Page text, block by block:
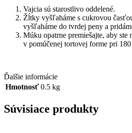
Vajcia sú starostlivo oddelené.
Žĺtky vyšľaháme s cukrovou
vyšľaháme do tvrdej peny a
Múku opatrne premiešajte, aby ste
v pomúčenej tortovej forme pri 180
Ďalšie informácie
Hmotnosť 0.5 kg
Súvisiace produkty